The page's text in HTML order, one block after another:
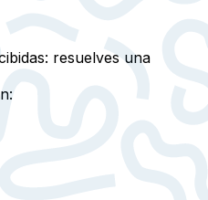
resuelves una